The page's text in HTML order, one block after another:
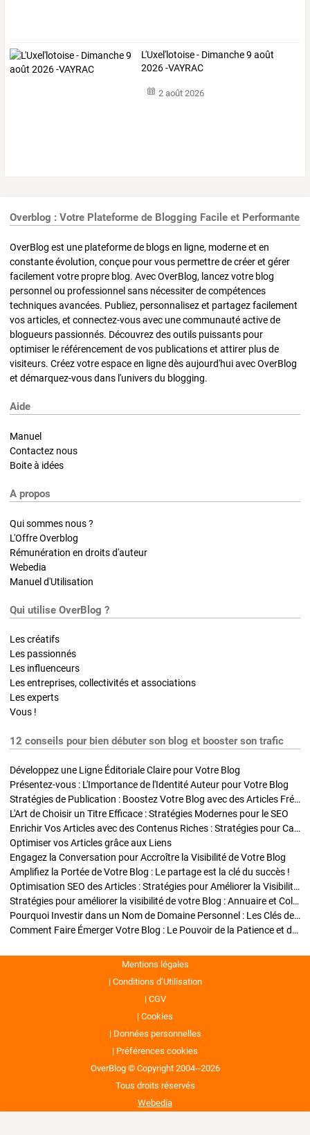
L'Uxel'lotoise - Dimanche 9 août
2026 -VAYRAC
2 août 2026
Overblog : Votre Plateforme de Blogging Facile et Performante
OverBlog est une plateforme de blogs en ligne, moderne et en
constante évolution, conçue pour vous permettre de créer et gérer
facilement votre propre blog. Avec OverBlog, lancez votre blog
personnel ou professionnel sans nécessiter de compétences
techniques avancées. Publiez, personnalisez et partagez facilement
vos articles, et connectez-vous avec une communauté active de
blogueurs passionnés. Découvrez des outils puissants pour
optimiser le référencement de vos publications et attirer plus de
visiteurs. Créez votre espace en ligne dès aujourd'hui avec OverBlog
et démarquez-vous dans l'univers du blogging.
Aide
Manuel
Contactez nous
Boite à idées
A propos
Qui sommes nous ?
L'Offre Overblog
Rémunération en droits d'auteur
Webedia
Manuel d'Utilisation
Qui utilise OverBlog ?
Les créatifs
Les passionnés
Les influenceurs
Les entreprises, collectivités et associations
Les experts
Vous !
12 conseils pour bien débuter son blog et booster son trafic
Développez une Ligne Éditoriale Claire pour Votre Blog
Présentez-vous : L'Importance de l'Identité Auteur pour Votre Blog
Stratégies de Publication : Boostez Votre Blog avec des Articles Fréquents et Exclusifs
L'Art de Choisir un Titre Efficace : Stratégies Modernes pour le SEO
Enrichir Vos Articles avec des Contenus Riches : Stratégies pour Captiver et Optimiser
Optimiser vos Articles grâce aux Liens
Engagez la Conversation pour Accroître la Visibilité de Votre Blog
Amplifiez la Portée de Votre Blog : Le partage est la clé du succès !
Optimisation SEO des Articles : Stratégies pour Améliorer la Visibilité de Votre Blog
Stratégies pour améliorer la visibilité de votre Blog : Annuaire et Collaborations
Pourquoi Investir dans un Nom de Domaine Personnel : Les Clés de la Réussite de Votre Blog
Comment Faire Émerger Votre Blog : Le Pouvoir de la Patience et de la Persévérance
Mentions légales
Conditions d’Utilisation
CGV
Cookies
Données personnelles
Préférences cookies
OverBlog © Copyright 2004--2026
Tous droits réservés
Webedia